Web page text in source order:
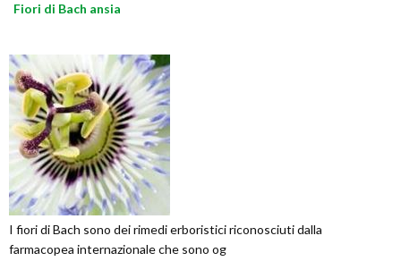
Fiori di Bach ansia
I fiori di Bach sono dei rimedi erboristici riconosciuti dalla
farmacopea internazionale che sono og